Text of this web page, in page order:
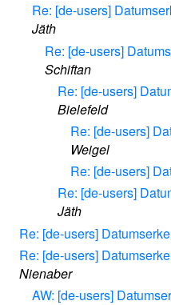
Re: [de-users]
Jäth
Re: [de-users]
Schiftan
Re: [de-users]
Bielefeld
Re: [de-users]
Weigel
Re: [de-users]
Re: [de-users]
Jäth
Re: [de-users]
Re: [de-users]
Nienaber
AW: [de-users]